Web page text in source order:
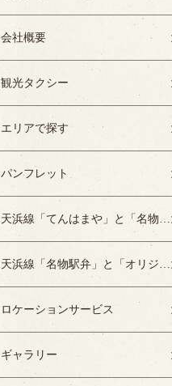
会社概要
観光タクシー
エリアで探す
パンフレット
天浜線「てんはまや」と「名物駅弁」について
天浜線「名物駅弁」と「オリジナルグッズ」
ロケーションサービス
ギャラリー